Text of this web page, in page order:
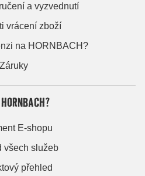
a vyzvednutí
vrácení zboží
na HORNBACH?
Záruky
E-shopu
všech služeb
přehled